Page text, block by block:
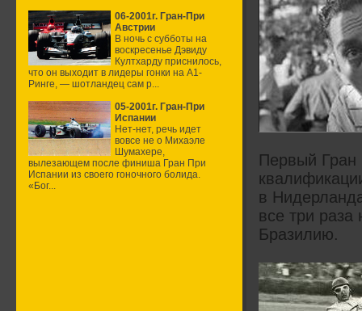
06-2001г. Гран-При
Австрии
В ночь с субботы на
воскресенье Дэвиду
Култхарду приснилось,
что он выходит в лидеры гонки на А1-
Ринге, — шотландец сам р...
05-2001г. Гран-При
Испании
Нет-нет, речь идет
вовсе не о Михаэле
Шумахере,
вылезающем после финиша Гран При
Испании из своего гоночного болида.
«Бог...
Первый Гран
в
все три
Бразилию.